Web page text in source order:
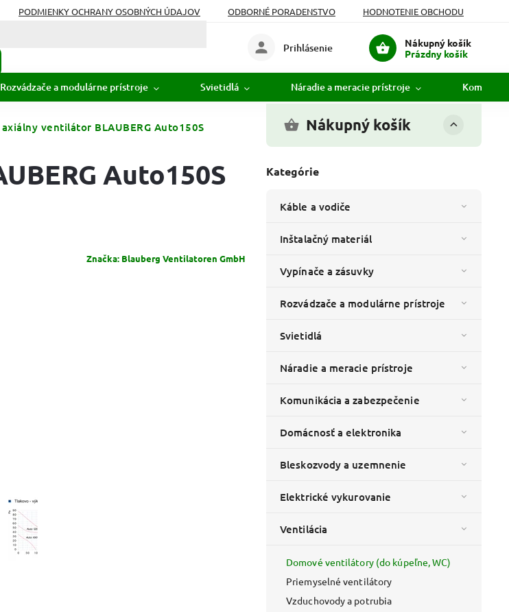
PODMIENKY OCHRANY OSOBNÝCH ÚDAJOV ODBORNÉ PORADENSTVO
HODNOTENIE OBCHODU
Nákupný košík
Prázdny košík
Prihlásenie
Rozvádzače a modulárne prístroje Svietidlá Náradie a meracie prístroje
ventilátor BLAUBERG Auto150S Nákupný košík
Kategórie
Káble a vodiče
Inštalačný materiál
Vypínače a zásuvky
Rozvádzače a modulárne prístroje
Svietidlá
Náradie a meracie prístroje
Komunikácia a zabezpečenie
Domácnosť a elektronika
Bleskozvody a uzemnenie
Elektrické vykurovanie
Ventilácia
Domové ventilátory (do kúpeľne, WC)
Priemyselné ventilátory
Vzduchovody a potrubia
Auto150S
Značka: Blauberg Ventilatoren GmbH